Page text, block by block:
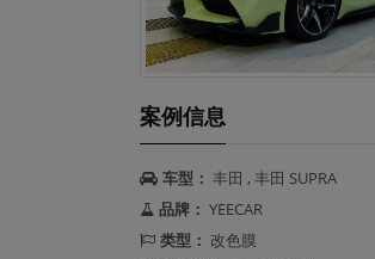
案例信息
车型： 丰田 , 丰田 SUPRA
品牌： YEECAR
类型： 改色膜